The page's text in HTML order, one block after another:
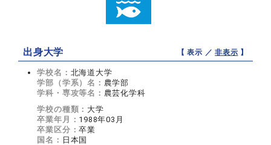
出身大学 【 表示 ／非表示 】
学校名： 北海道大学
学部（学系）名： 農学部
学科・専攻等名： 農芸化学科
学校の種類： 大学
卒業年月： 1988年03月
卒業区分：卒業
国名： 日本国